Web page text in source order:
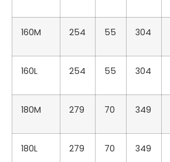
160M 254 55 304
160L 254 55 304
180M 279 70 349
180L 279 70 349